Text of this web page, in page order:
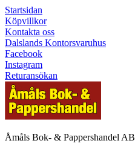
Startsidan
Köpvillkor
Kontakta oss
Dalslands Kontorsvaruhus
Facebook
Instagram
Returansökan
Åmåls Bok- & Pappershandel AB